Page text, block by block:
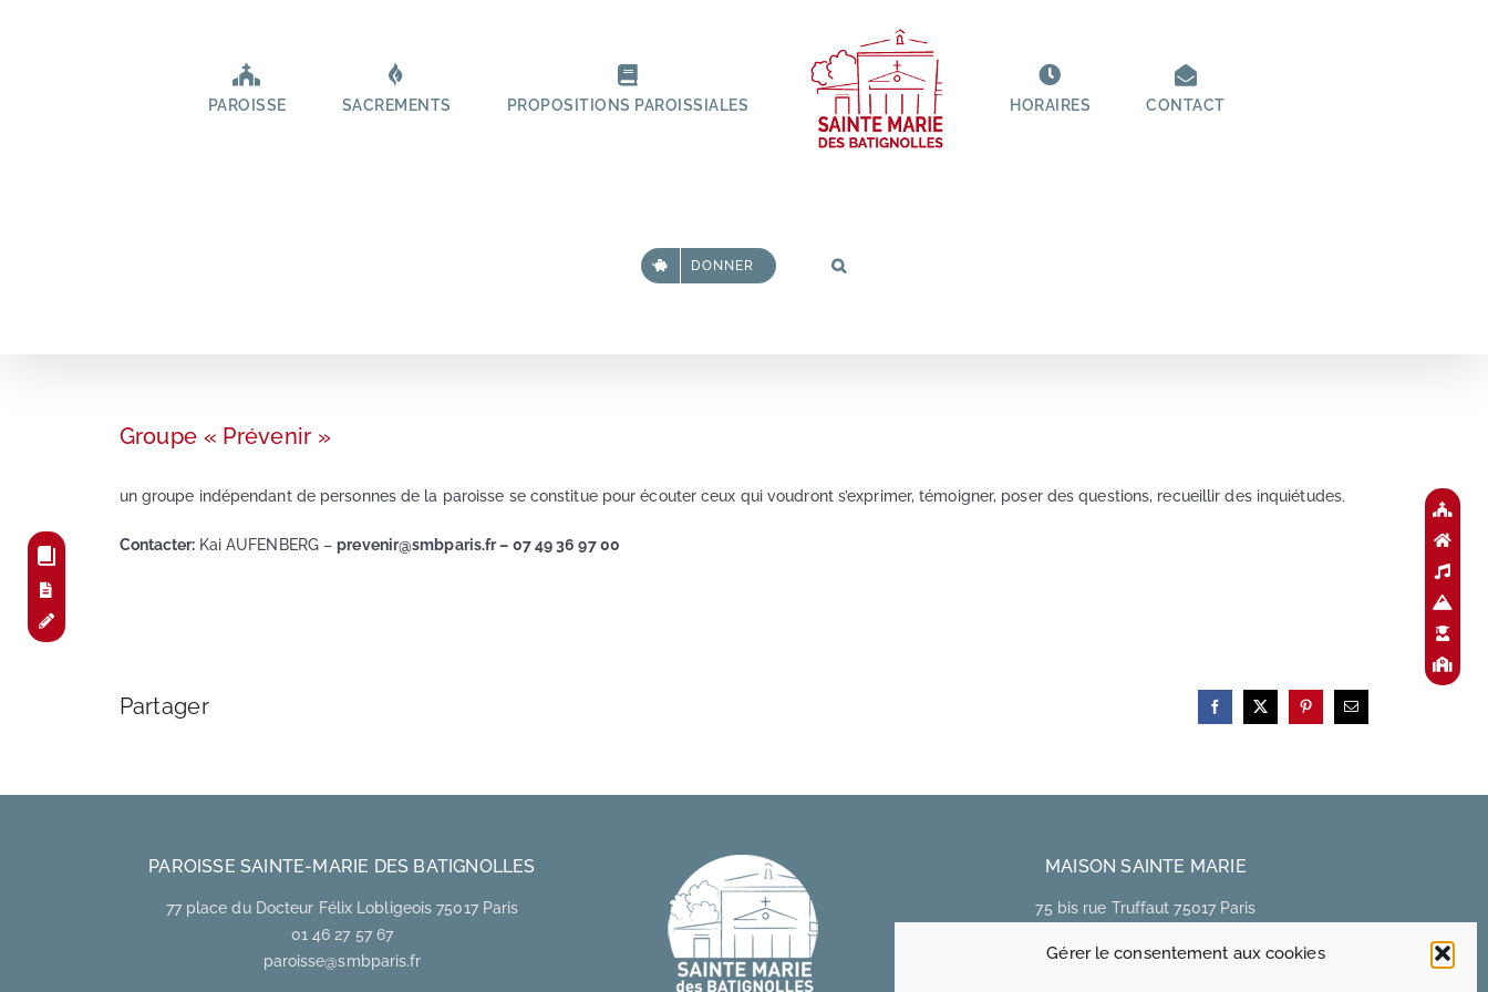
Gérer le consentement aux cookies
PAROISSE SACREMENTS PROPOSITIONS PAROISSIALES HORAIRES CONTACT
DONNER
Groupe « Prévenir »
un groupe indépendant de personnes de la paroisse se constitue pour écouter ceux qui voudront s’exprimer, témoigner, poser des questions, recueillir des inquiétudes.
Contacter: Kai AUFENBERG –prevenir@smbparis.fr – 07 49 36 97 00
Partager Facebook
X PinterestEmail
PAROISSE SAINTE-MARIE DES BATIGNOLLES
77 place du Docteur Félix Lobligeois 75017 Paris
01 46 27 57 67
paroisse@smbparis.fr
MAISON SAINTE MARIE
75 bis rue Truffaut 75017 Paris